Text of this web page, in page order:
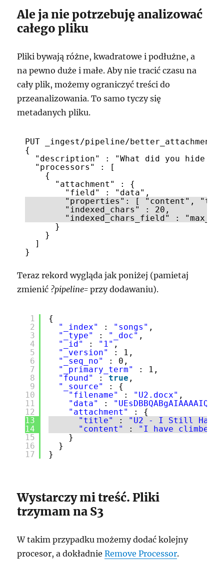
Ale ja nie potrzebuję analizować
całego pliku
Pliki bywają różne, kwadratowe i podłużne, a
na pewno duże i małe. Aby nie tracić czasu na
cały plik, możemy ograniczyć treści do
przeanalizowania. To samo tyczy się
metadanych pliku.
PUT _ingest/pipeline/better_attachment
{
"description" : "What did you hide
"processors" : [
{
"attachment" : {
"field" : "data",
"properties": [ "content",
"indexed_chars" : 20,
"indexed_chars_field" :
}
}
]
}
Teraz rekord wygląda jak poniżej (pamietaj
zmienić ?pipeline= przy dodawaniu).
1
2
3
4
5
6
7
8
9
10
11
12
13
14
15
16
17
{
"_index"
: "songs" ,
"_type"
: "_doc" ,
"_id"
: "1" ,
"_version"
: 1,
"_seq_no"
: 0,
"_primary_term"
: 1,
"found"
: true ,
"_source"
: {
"filename"
: "U2.docx" ,
"data"
:
"attachment"
: {
"title"
: "U2 - I Still
"content"
: "I have climbed
}
}
}
Wystarczy mi treść. Pliki
trzymam na S3
W takim przypadku możemy dodać kolejny
procesor, a dokładnieRemove Processor.